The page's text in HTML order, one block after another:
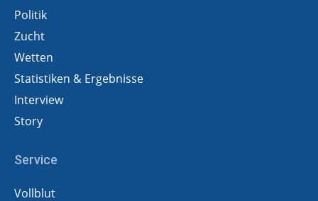
Politik
Zucht
Wetten
Statistiken & Ergebnisse
Interview
Story
Service
Vollblut